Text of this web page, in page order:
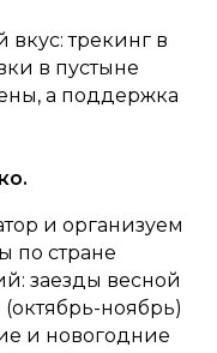
трекинг в
в пустыне
а поддержка
и организуем
по стране
заезды весной
ноябрь)
и новогодние